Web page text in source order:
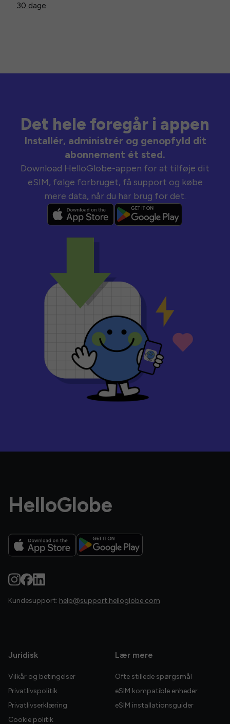
30 dage
Det hele foregår i appen
Installér, administrér og genopfyld dit
abonnement ét sted.
Download HelloGlobe-appen for at tilføje dit
eSIM, følge forbruget, få support og købe
mere data, når du har brug for det.
HelloGlobe
Kundesupport: help@support.helloglobe.com
Juridisk
Vilkår og betingelser
Privatlivspolitik
Privatlivserklæring
Cookie politik
Lær mere
Ofte stillede spørgsmål
eSIM kompatible enheder
eSIM installationsguider